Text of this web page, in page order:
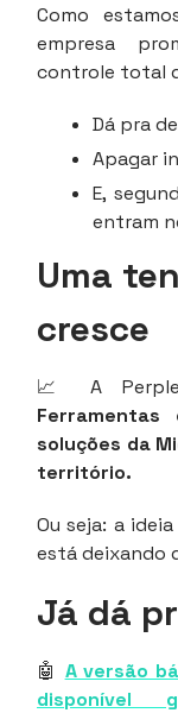
Como
empresa
controle total
Dá pra
Apagar
E,
entram
Uma
cresce
📈 A
soluções da
território.
Ou seja: a
está deixando
Já dá
🤖 A versão
disponível